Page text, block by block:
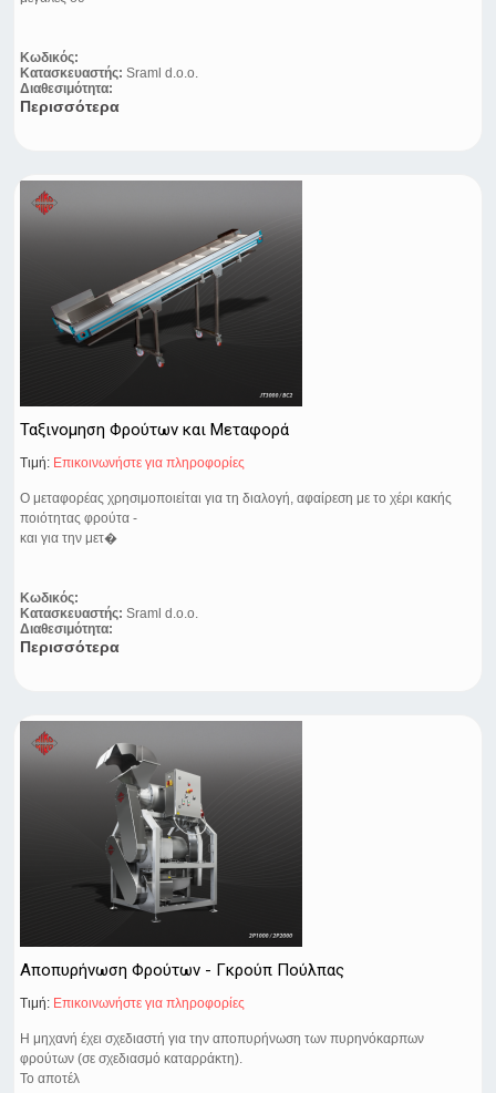
Κωδικός:
Κατασκευαστής: Sraml d.o.o.
Διαθεσιμότητα:
Περισσότερα
Ταξινομηση Φρούτων και Μεταφορά
Τιμή: Eπικοινωνήστε για πληροφορίες
Ο μεταφορέας χρησιμοποιείται για τη διαλογή, αφαίρεση με το χέρι κακής
ποιότητας φρούτα -
και για την μετ�
Κωδικός:
Κατασκευαστής: Sraml d.o.o.
Διαθεσιμότητα:
Περισσότερα
Αποπυρήνωση Φρούτων - Γκρούπ Πούλπας
Τιμή: Eπικοινωνήστε για πληροφορίες
Η μηχανή έχει σχεδιαστή για την αποπυρήνωση των πυρηνόκαρπων
φρούτων (σε σχεδιασμό καταρράκτη).
Το αποτέλ